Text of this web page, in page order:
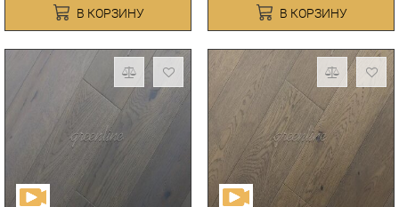
В КОРЗИНУ В КОРЗИНУ